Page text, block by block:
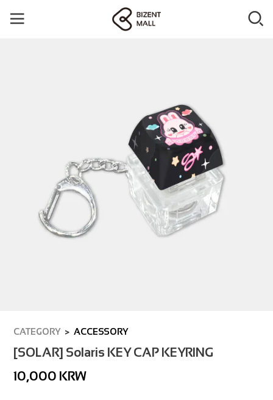
CATEGORY ACCESSORY
[SOLAR] Solaris KEY CAP KEYRING
10,000 KRW